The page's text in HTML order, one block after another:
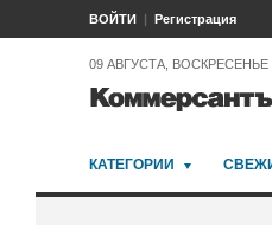
ВОЙТИ Регистрация
09 АВГУСТА, ВОСКРЕСЕНЬЕ
КАТЕГОРИИ